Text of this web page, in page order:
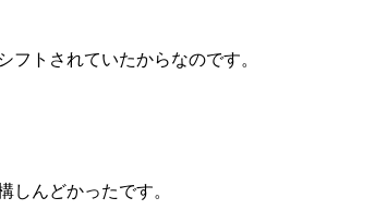
トされていたからなのです。
んどかったです。